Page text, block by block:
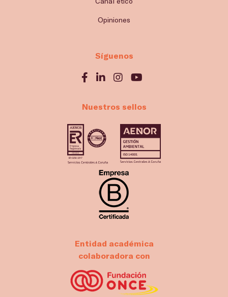
Opiniones
Síguenos
Nuestros sellos
Entidad académica
colaboradora con